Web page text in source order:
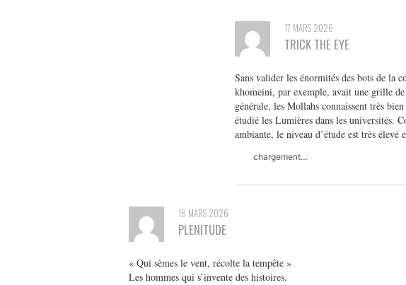
17 MARS 2026
TRICK THE EYE
Sans valider les énormités des bots de la
khomeini, par exemple, avait une grille
générale, les Mollahs connaissent très
étudié les Lumières dans les universités.
ambiante, le niveau d’étude est très élevé
chargement…
16 MARS 2026
PLENITUDE
« Qui sèmes le vent, récolte la tempête »
Les hommes qui s’invente des histoires.